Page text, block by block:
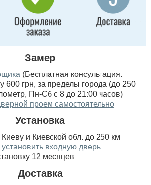
Замер
(Бесплатная консультация.
600 грн, за пределы города (до 250
Пн-Сб с 8 до 21:00 часов)
проем самостоятельно
Установка
и Киевской обл. до 250 км
входную дверь
12 месяцев
Доставка